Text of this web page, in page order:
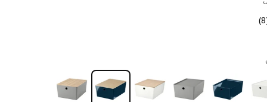
التقييم: 4.4 من أصل 5 النجوم. إجمالي المراجعات: 8